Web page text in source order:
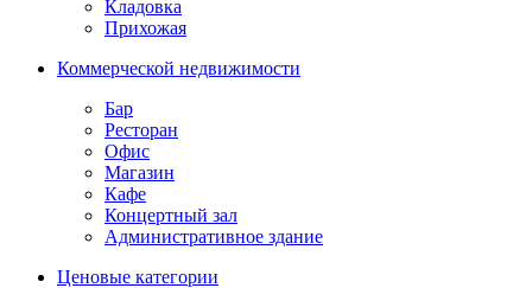
Кладовка
Прихожая
Коммерческой недвижимости
Бар
Ресторан
Офис
Магазин
Кафе
Концертный зал
Административное здание
Ценовые категории